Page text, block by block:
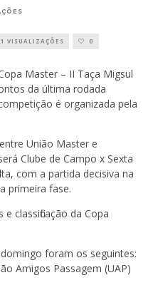
VISUALIZAÇÕES 0
Master – II Taça Migsul
da última rodada
é organizada pela
União Master e
Clube de Campo x Sexta
com a partida decisiva na
primeira fase.
classificação da Copa
foram os seguintes:
Amigos Passagem (UAP)